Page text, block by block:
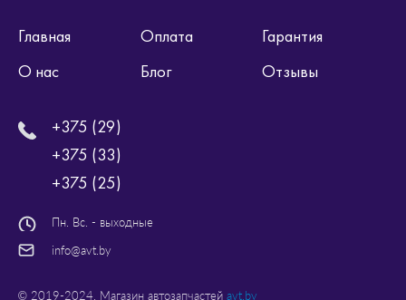
Главная Оплата
Гарантия
О нас
Блог Отзывы
+375 (29)
+375 (33)
+375 (25)
Пн. Вс. - выходные
info@avt.by
© 2019-2024. Магазин автозапчастей avt.by